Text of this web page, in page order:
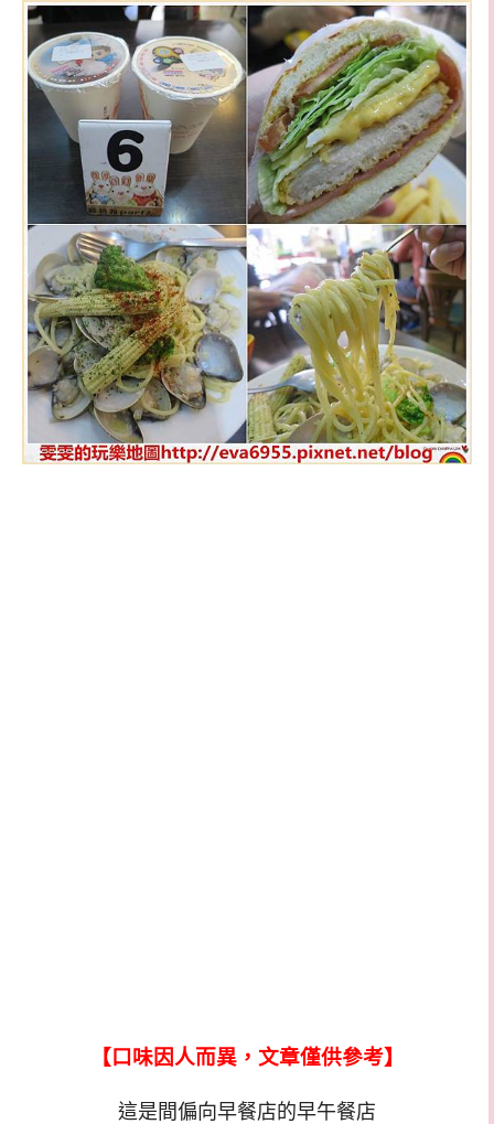
【口味因人而異，文章僅供參考】
這是間偏向早餐店的早午餐店